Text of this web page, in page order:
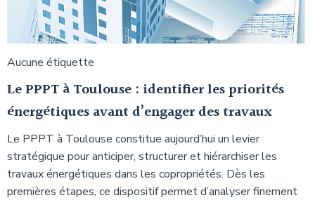
Aucune étiquette
Le PPPT à Toulouse : identifier les priorités
énergétiques avant d’engager des travaux
Le PPPT à Toulouse constitue aujourd’hui un levier
stratégique pour anticiper, structurer et hiérarchiser les
travaux énergétiques dans les copropriétés. Dès les
premières étapes, ce dispositif permet d’analyser finement